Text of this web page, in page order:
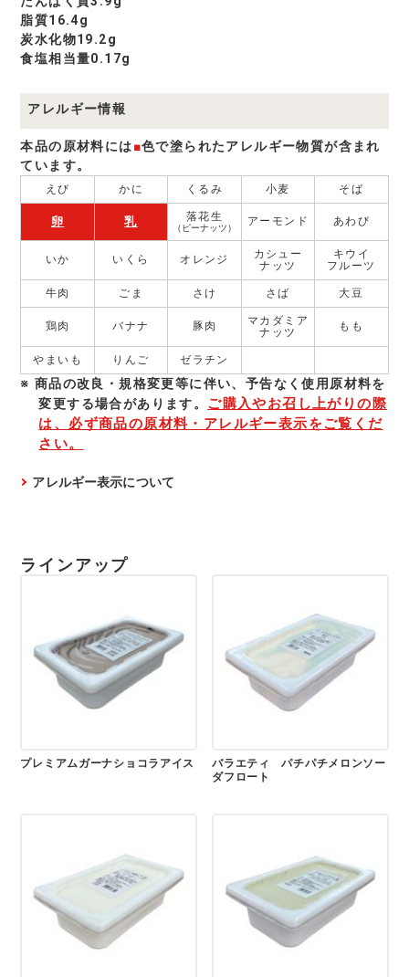
脂質16.4g
炭水化物19.2g
食塩相当量0.17g
アレルギー情報
本品の原材料には■色で塗られたアレルギー物質が含まれ
ています。
えび かに くるみ 小麦 そば
卵 乳 落花生
（ピーナッツ） アーモンド あわび
いか いくら オレンジ
カシュー
ナッツ
キウイ
フルーツ
牛肉 ごま さけ さば 大豆
鶏肉 バナナ 豚肉
マカダミア
ナッツ
もも
やまいも りんご ゼラチン
商品の改良・規格変更等に伴い、予告なく使⽤原材料を
変更する場合があります。 ご購入やお召し上がりの際
は、必ず商品の原材料・アレルギー表示をご覧くだ
さい。
アレルギー表示について
ラインアップ
プレミアムガーナショコラアイス
バラエティ パチパチメロンソー
ダフロート